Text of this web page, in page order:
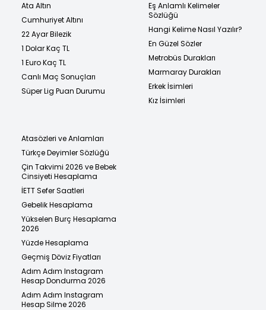
Ata Altın
Cumhuriyet Altını
22 Ayar Bilezik
1 Dolar Kaç TL
1 Euro Kaç TL
Canlı Maç Sonuçları
Süper Lig Puan Durumu
Eş Anlamlı Kelimeler
Sözlüğü
Hangi Kelime Nasıl Yazılır?
En Güzel Sözler
Metrobüs Durakları
Marmaray Durakları
Erkek İsimleri
Kız İsimleri
Atasözleri ve Anlamları
Türkçe Deyimler Sözlüğü
Çin Takvimi 2026 ve Bebek
Cinsiyeti Hesaplama
İETT Sefer Saatleri
Gebelik Hesaplama
Yükselen Burç Hesaplama
2026
Yüzde Hesaplama
Geçmiş Döviz Fiyatları
Adım Adım Instagram
Hesap Dondurma 2026
Adım Adım Instagram
Hesap Silme 2026